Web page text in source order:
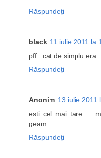
Răspundeți
black 11 iulie 2011 la
pff.. cat de simplu
Răspundeți
Anonim 13 iulie 2011
esti cel mai tare ...
geam
Răspundeți